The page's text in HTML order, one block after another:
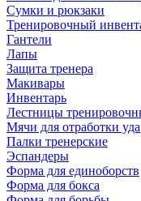
Сумки и рюкзаки
Тренировочный
Гантели
Лапы
Защита тренера
Макивары
Инвентарь
Лестницы
Мячи для отработки
Палки тренерские
Эспандеры
Форма для единоборств
Форма для бокса